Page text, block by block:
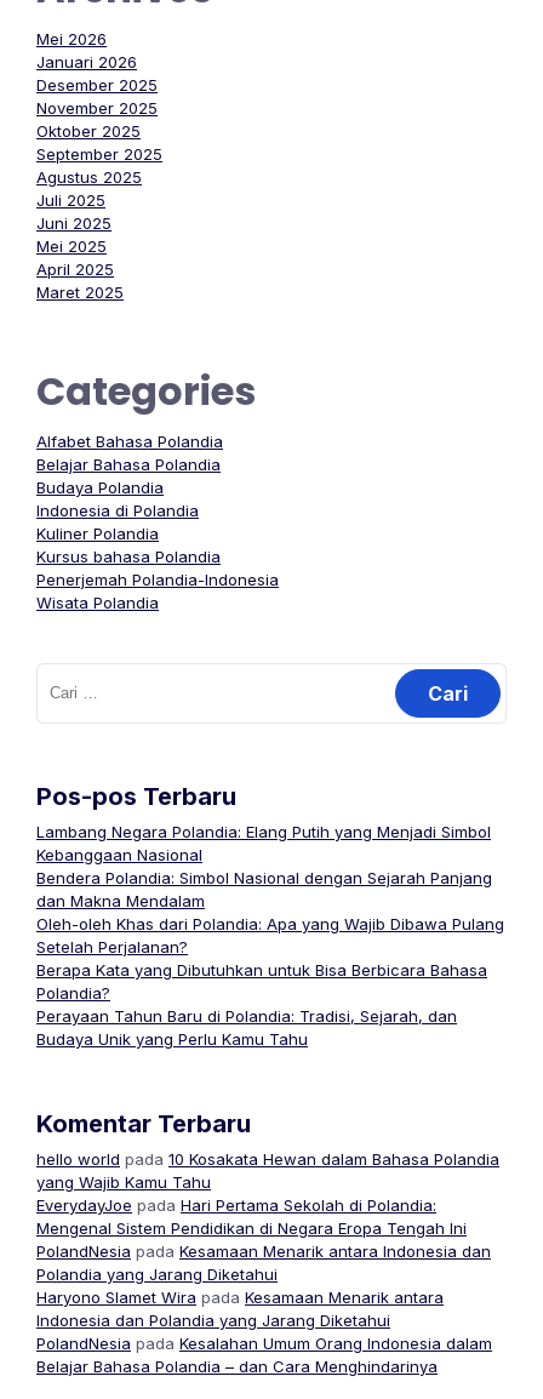
Mei 2026
Januari 2026
Desember 2025
November 2025
Oktober 2025
September 2025
Agustus 2025
Juli 2025
Juni 2025
Mei 2025
April 2025
Maret 2025
Categories
Alfabet Bahasa Polandia
Belajar Bahasa Polandia
Budaya Polandia
Indonesia di Polandia
Kuliner Polandia
Kursus bahasa Polandia
Penerjemah Polandia-Indonesia
Wisata Polandia
Cari
untuk:
Pos-pos Terbaru
Lambang Negara Polandia: Elang Putih yang Menjadi Simbol
Kebanggaan Nasional
Bendera Polandia: Simbol Nasional dengan Sejarah Panjang
dan Makna Mendalam
Oleh-oleh Khas dari Polandia: Apa yang Wajib Dibawa Pulang
Setelah Perjalanan?
Berapa Kata yang Dibutuhkan untuk Bisa Berbicara Bahasa
Polandia?
Perayaan Tahun Baru di Polandia: Tradisi, Sejarah, dan
Budaya Unik yang Perlu Kamu Tahu
Komentar Terbaru
hello world pada 10 Kosakata Hewan dalam Bahasa Polandia
yang Wajib Kamu Tahu
EverydayJoe pada Hari Pertama Sekolah di Polandia:
Mengenal Sistem Pendidikan di Negara Eropa Tengah Ini
PolandNesia pada Kesamaan Menarik antara Indonesia dan
Polandia yang Jarang Diketahui
Haryono Slamet Wira pada Kesamaan Menarik antara
Indonesia dan Polandia yang Jarang Diketahui
PolandNesia pada Kesalahan Umum Orang Indonesia dalam
Belajar Bahasa Polandia – dan Cara Menghindarinya